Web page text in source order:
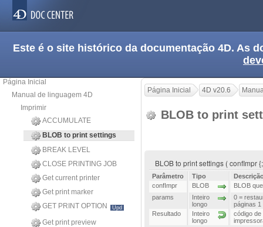
Este é o site histórico da documentação 4D. As
Página Inicial
Manual de linguagem 4D
Imprimir
ACCUMULATE
BLOB to print settings
BREAK LEVEL
CLOSE PRINTING JOB
Get current printer
Get print marker
GET PRINT OPTION
Upd
Get print preview
Página Inicial 4D v20.6
BLOB to print
BLOB to print settings ( confImpr
Parâmetro Tipo
confImpr
BLOB
BLOB
params
Inteiro
longo
0 =
páginas
Resultado
Inteiro
longo
código de